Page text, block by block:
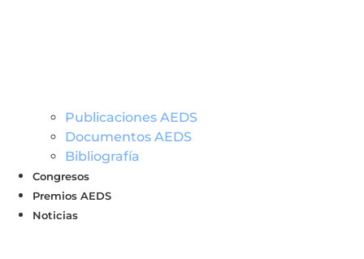
Publicaciones AEDS
Documentos AEDS
Bibliografía
Congresos
Premios AEDS
Noticias